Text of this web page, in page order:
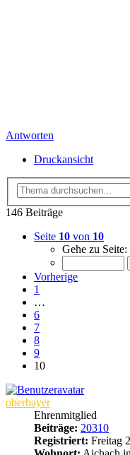
Antworten
Druckansicht
146 Beiträge
Seite 10 von 10
Gehe zu Seite:
Vorherige
1
…
6
7
8
9
10
oberbayer
Ehrenmitglied
Beiträge: 20310
Registriert: Freitag